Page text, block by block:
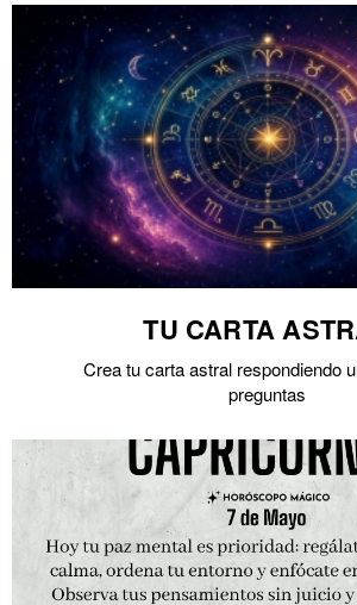
TU CARTA
Crea tu carta astral respondiendo
preguntas